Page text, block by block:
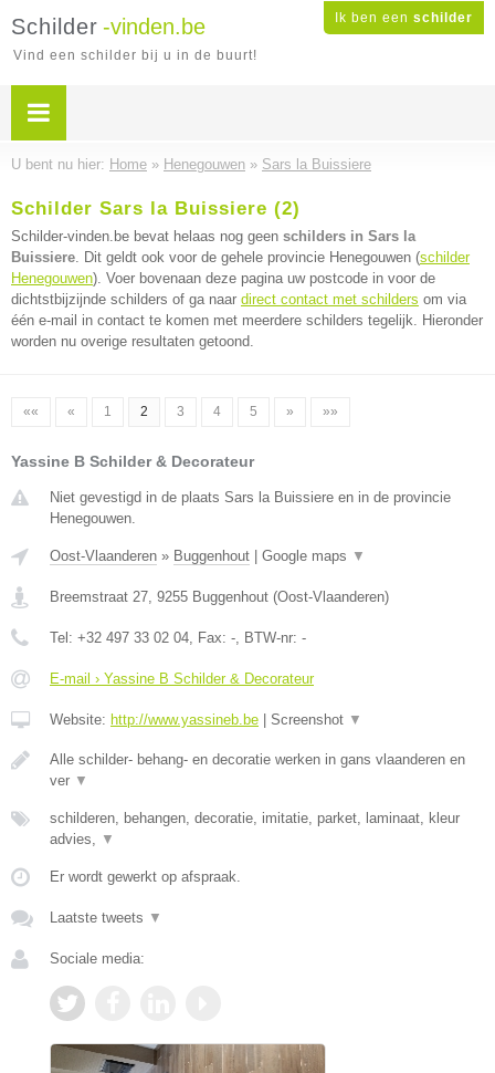
Ik ben een schilder
Schilder -vinden.be
Vind een schilder bij u in de buurt!
U bent nu hier: Home » Henegouwen » Sars la Buissiere
Schilder Sars la Buissiere (2)
Schilder-vinden.be bevat helaas nog geen schilders in Sars la
Buissiere. Dit geldt ook voor de gehele provincie Henegouwen (schilder
Henegouwen). Voer bovenaan deze pagina uw postcode in voor de
dichtstbijzijnde schilders of ga naar direct contact met schilders om via
één e-mail in contact te komen met meerdere schilders tegelijk. Hieronder
worden nu overige resultaten getoond.
«« « 1 2 3 4 5 » »»
Yassine B Schilder & Decorateur
Niet gevestigd in de plaats Sars la Buissiere en in de provincie
Henegouwen.
Oost-Vlaanderen » Buggenhout Google maps ▼
Breemstraat 27, 9255 Buggenhout (Oost-Vlaanderen)
Tel: +32 497 33 02 04, Fax: -, BTW-nr: -
E-mail › Yassine B Schilder & Decorateur
Website: http://www.yassineb.be Screenshot ▼
Alle schilder- behang- en decoratie werken in gans vlaanderen en
ver ▼
schilderen, behangen, decoratie, imitatie, parket, laminaat, kleur
advies, ▼
Er wordt gewerkt op afspraak.
Laatste tweets ▼
Sociale media: